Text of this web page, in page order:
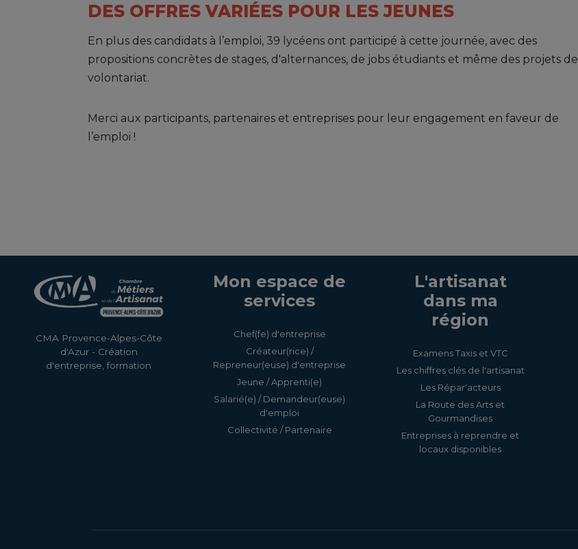
DES OFFRES VARIÉES POUR LES JEUNES
En plus des candidats à l’emploi, 39 lycéens ont participé à cette journée, avec des
propositions concrètes de stages, d'alternances, de jobs étudiants et même des projets de
volontariat.
Merci aux participants, partenaires et entreprises pour leur engagement en faveur de
l’emploi !
CMA Provence-Alpes-Côte
d'Azur - Création
d'entreprise, formation
Mon espace de
services
Chef(fe) d'entreprise
Créateur(rice) /
Repreneur(euse) d'entreprise
Jeune / Apprenti(e)
Salarié(e) / Demandeur(euse)
d'emploi
Collectivité / Partenaire
L'artisanat
dans ma
région
Examens Taxis et VTC
Les chiffres clés de l'artisanat
Les Répar'acteurs
La Route des Arts et
Gourmandises
Entreprises à reprendre et
locaux disponibles